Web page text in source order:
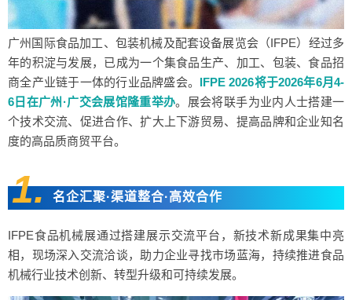
广州国际食品加工、包装机械及配套设备展览会（IFPE）经过多
年的积淀与发展，已成为一个集食品生产、加工、包装、食品招
商全产业链于一体的行业品牌盛会。 IFPE 2026将于2026年6月4-
6日在广州·广交会展馆隆重举办。展会将联手为业内人士搭建一
个技术交流、促进合作、扩大上下游贸易、提高品牌和企业知名
度的高品质商贸平台。
1. 名企汇聚·渠道整合·高效合作
IFPE食品机械展通过搭建展示交流平台，新技术新成果集中亮
相，现场深入交流洽谈，助力企业寻找市场蓝海，持续推进食品
机械行业技术创新、转型升级和可持续发展。